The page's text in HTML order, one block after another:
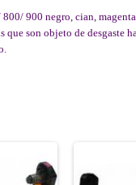
900 negro, cian,
son objeto de desgaste